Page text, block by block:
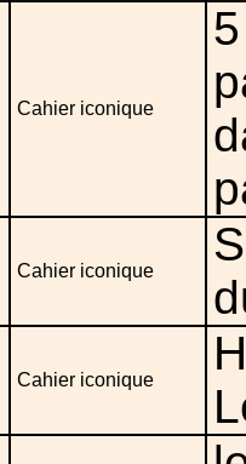
Cahier iconique
Cahier iconique
Cahier iconique